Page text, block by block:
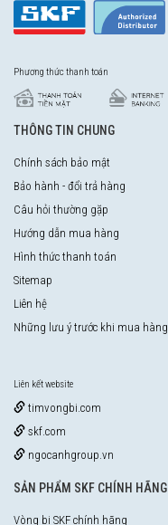
Phương thức thanh toán
THÔNG TIN CHUNG
Chính sách bảo mật
Bảo hành - đổi trả hàng
Câu hỏi thường gặp
Hướng dẫn mua hàng
Hình thức thanh toán
Sitemap
Liên hệ
Những lưu ý trước khi mua hàng
Liên kết website
timvongbi.com
skf.com
ngocanhgroup.vn
SẢN PHẨM SKF CHÍNH HÃNG
Vòng bi SKF chính hãng